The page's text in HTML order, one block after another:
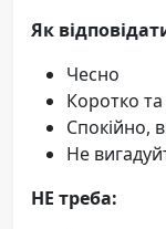
Як
Чесно
Коротко та
Спокійно,
Не
НЕ треба: